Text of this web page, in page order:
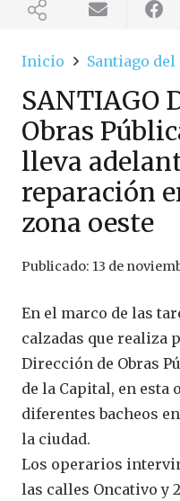
Inicio Santiago del
SANTIAGO
Obras
lleva
reparación
zona oeste
Publicado: 13 de
En el marco de las
calzadas que realiza
Dirección de Obras
de la Capital, en
diferentes bacheos
la ciudad.
Los operarios
las calles Oncativo y